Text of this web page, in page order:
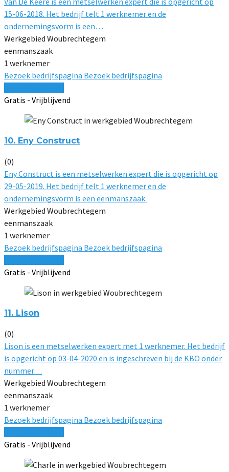
15-06-2018. Het bedrijf telt 1 werknemer en de
ondernemingsvorm is een…
Werkgebied Woubrechtegem
eenmanszaak
1 werknemer
Bezoek bedrijfspagina Bezoek bedrijfspagina
Gratis - Vrijblijvend
10. Eny Construct
(0)
Eny Construct is een metselwerken expert die is opgericht op
29-05-2019. Het bedrijf telt 1 werknemer en de
ondernemingsvorm is een eenmanszaak.
Werkgebied Woubrechtegem
eenmanszaak
1 werknemer
Bezoek bedrijfspagina Bezoek bedrijfspagina
Gratis - Vrijblijvend
11. Lison
(0)
Lison is een metselwerken expert met 1 werknemer. Het bedrijf
is opgericht op 03-04-2020 en is ingeschreven bij de KBO onder
nummer…
Werkgebied Woubrechtegem
eenmanszaak
1 werknemer
Bezoek bedrijfspagina Bezoek bedrijfspagina
Gratis - Vrijblijvend